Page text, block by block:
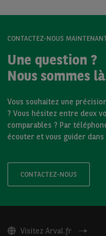
CONTACTEZ-NOUS
Une question ?
Nous sommes
Vous souhaitez une
? Vous hésitez entre deux
comparables ? Par
écouter et vous guider
CONTACTEZ-NOUS
Visitez Arval.fr